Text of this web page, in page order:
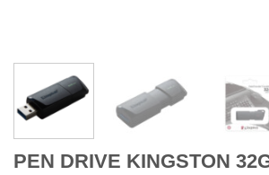
PEN DRIVE KINGSTON